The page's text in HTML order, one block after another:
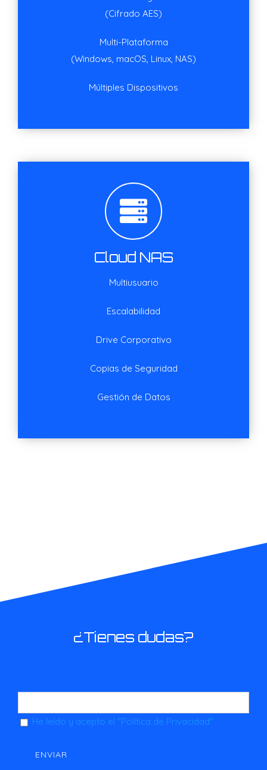
(Cifrado AES)
Multi-Plataforma
(Windows, macOS, Linux, NAS)
Múltiples Dispositivos
Cloud NAS
Multiusuario
Escalabilidad
Drive Corporativo
Copias de Seguridad
Gestión de Datos
¿Tienes dudas?
He leído y acepto el "Política de Privacidad"